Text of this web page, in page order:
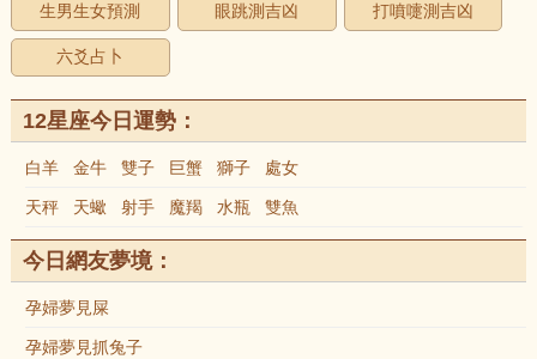
生男生女預測 眼跳測吉凶 打噴嚏測吉凶
六爻占卜
12星座今日運勢：
白羊 金牛 雙子 巨蟹 獅子 處女
天秤 天蠍 射手 魔羯 水瓶 雙魚
今日網友夢境：
孕婦夢見屎
孕婦夢見抓兔子